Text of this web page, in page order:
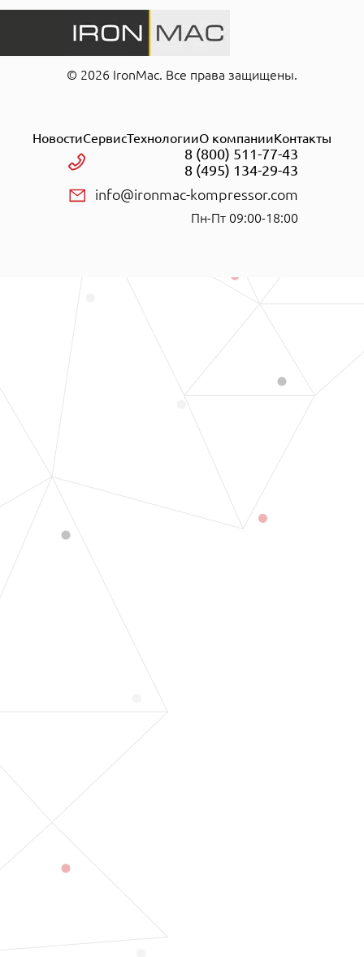
© 2026 IronMac. Все права защищены.
НовостиСервисТехнологииО компанииКонтакты
8 (800) 511-77-43
8 (495) 134-29-43
info@ironmac-kompressor.com
Пн-Пт 09:00-18:00